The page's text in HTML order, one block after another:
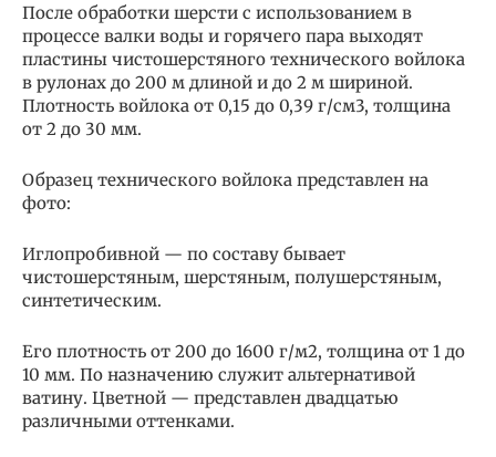
После обработки шерсти с использованием в
процессе валки воды и горячего пара выходят
пластины чистошерстяного технического войлока
в рулонах до 200 м длиной и до 2 м шириной.
Плотность войлока от 0,15 до 0,39 г/см3, толщина
от 2 до 30 мм.
Образец технического войлока представлен на
фото:
Иглопробивной — по составу бывает
чистошерстяным, шерстяным, полушерстяным,
синтетическим.
Его плотность от 200 до 1600 г/м2, толщина от 1 до
10 мм. По назначению служит альтернативой
ватину. Цветной — представлен двадцатью
различными оттенками.